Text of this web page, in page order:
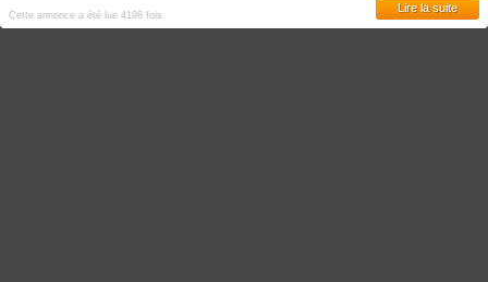
Cette annonce a été lue 4198 fois
Lire la suite